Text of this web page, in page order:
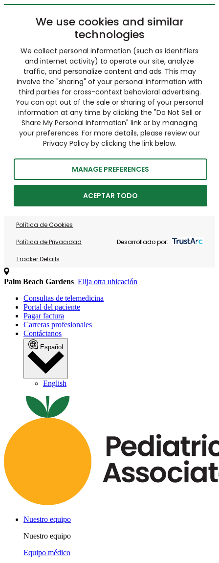
We use cookies and similar
technologies
We collect personal information (such as identifiers
and internet activity) to operate our site, analyze
traffic, and personalize content and ads. This may
involve the "sharing" of your personal information with
third parties for cross-context behavioral advertising.
You can opt out of the sale or sharing of your personal
information at any time by clicking the "Do Not Sell or
Share My Personal Information" link or by managing
your preferences. For more details, please review our
Privacy Policy by clicking the link below.
MANAGE PREFERENCES
ACEPTAR TODO
Política de Cookies
Política de Privacidad
Tracker Details
Desarrollado por:
Palm Beach Gardens Elija otra ubicación
Consultas de telemedicina
Portal del paciente
Pagar factura
Carreras profesionales
Contáctanos
Español
English
Nuestro equipo
Nuestro equipo
Equipo médico